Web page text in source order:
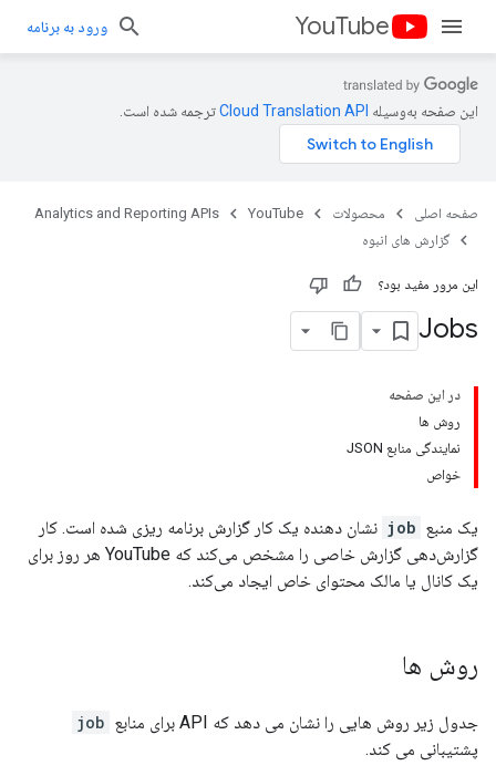
YouTube ورود به برنامه
این صفحه به‌وسیله ترجمه شده است.
صفحه اصلی محصولات YouTube
Analytics and Reporting APIs
گزارش های انبوه
این مرور مفید بود؟
Jobs
در این صفحه
روش ها
نمایندگی منابع JSON
خواص
یک منبع job نشان دهنده یک کار گزارش برنامه ریزی شده است. کار
گزارش‌دهی گزارش خاصی را مشخص می‌کند که YouTube هر روز برای
یک کانال یا مالک محتوای خاص ایجاد می‌کند.
روش ها
جدول زیر روش هایی را نشان می دهد که API برای منابع
job
پشتیبانی می کند.